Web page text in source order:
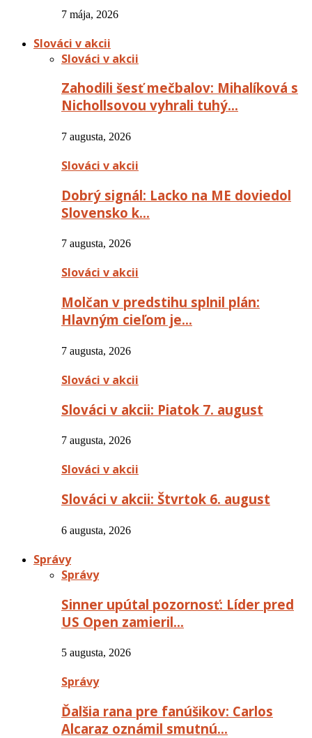
7 mája, 2026
Slováci v akcii
Slováci v akcii
Zahodili šesť mečbalov: Mihalíková s
Nichollsovou vyhrali tuhý…
7 augusta, 2026
Slováci v akcii
Dobrý signál: Lacko na ME doviedol
Slovensko k…
7 augusta, 2026
Slováci v akcii
Molčan v predstihu splnil plán:
Hlavným cieľom je…
7 augusta, 2026
Slováci v akcii
Slováci v akcii: Piatok 7. august
7 augusta, 2026
Slováci v akcii
Slováci v akcii: Štvrtok 6. august
6 augusta, 2026
Správy
Správy
Sinner upútal pozornosť: Líder pred
US Open zamieril…
5 augusta, 2026
Správy
Ďalšia rana pre fanúšikov: Carlos
Alcaraz oznámil smutnú…